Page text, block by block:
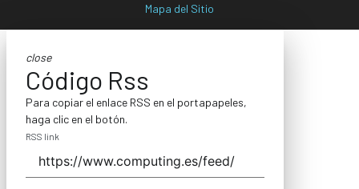
Mapa del Sitio
close
Código Rss
Para copiar el enlace RSS en el portapapeles,
haga clic en el botón.
RSS link